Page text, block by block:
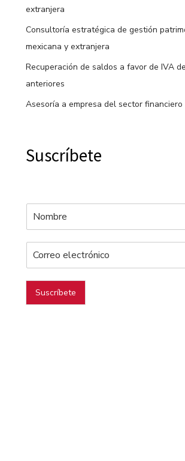
extranjera
Consultoría estratégica de gestión
mexicana y extranjera
Recuperación de saldos a favor de IVA
anteriores
Asesoría a empresa del sector financiero
Suscríbete
Suscríbete